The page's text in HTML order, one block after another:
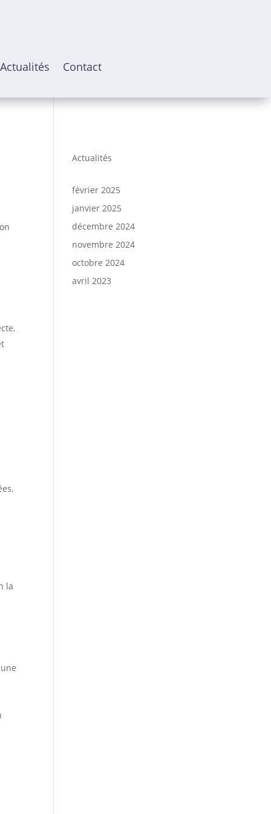
Actualités Contact
la
Actualités
février 2025
janvier 2025
décembre 2024
novembre 2024
octobre 2024
avril 2023